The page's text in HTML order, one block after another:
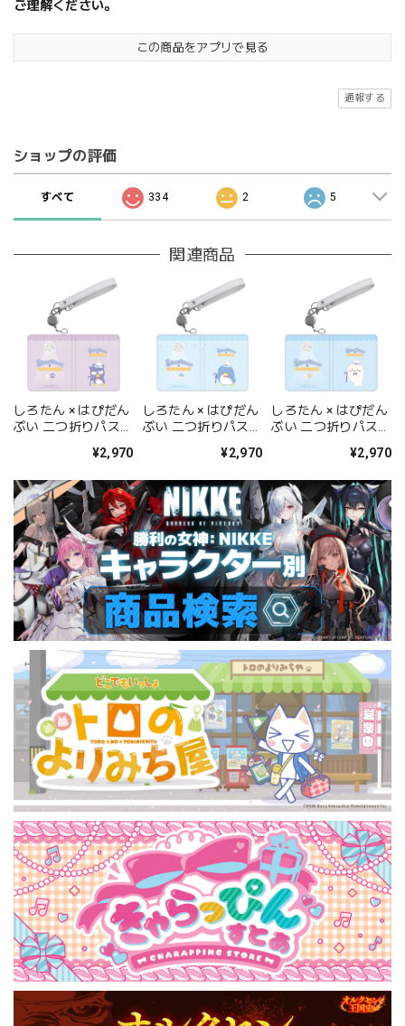
ご理解ください。
この商品をアプリで見る
通報する
ショップの評価
すべて 334 2 5
関連商品
しろたん × はぴだん
ぶい 二つ折りパスケ
¥2,970
しろたん × はぴだん
ぶい 二つ折りパスケ
¥2,970
しろたん × はぴだん
ぶい 二つ折りパスケ
¥2,970